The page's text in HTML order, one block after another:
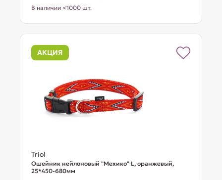
В наличии <1000 шт.
АКЦИЯ
Triol
Ошейник нейлоновый "Мехико" L, оранжевый,
25*450-680мм